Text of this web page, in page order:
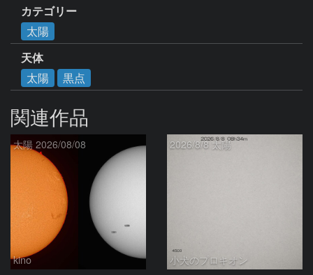
カテゴリー
太陽
天体
太陽
黒点
関連作品
太陽 2026/08/08
kino
2026/8/8 太陽
小犬のプロキオン